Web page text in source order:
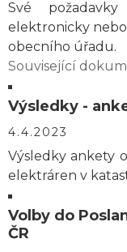
Své
elektronicky
obecního úřadu.
Související
Výsledky -
4.4.2023
Výsledky ankety
elektráren v
Volby do
ČR